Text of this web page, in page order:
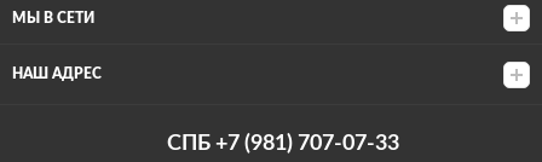
МЫ В СЕТИ
НАШ АДРЕС
СПБ +7 (981) 707-07-33